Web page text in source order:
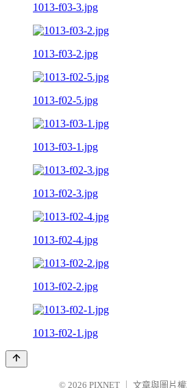
1013-f03-3.jpg
1013-f03-2.jpg
1013-f02-5.jpg
1013-f03-1.jpg
1013-f02-3.jpg
1013-f02-4.jpg
1013-f02-2.jpg
1013-f02-1.jpg
© 2026 PIXNET 文章與圖片